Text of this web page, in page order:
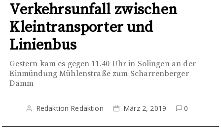
Verkehrsunfall zwischen
Kleintransporter und
Linienbus
Gestern kam es gegen 11.40 Uhr in Solingen an der
Einmündung Mühlenstraße zum Scharrenberger
Damm
Redaktion Redaktion März 2, 2019 0